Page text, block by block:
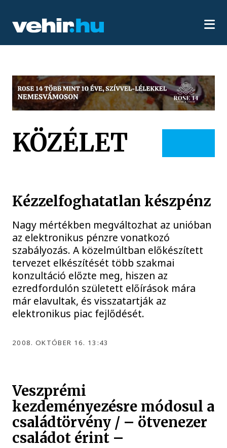
KÖZÉLET
Kézzelfoghatatlan készpénz
Nagy mértékben megváltozhat az unióban
az elektronikus pénzre vonatkozó
szabályozás. A közelmúltban előkészített
tervezet elkészítését több szakmai
konzultáció előzte meg, hiszen az
ezredfordulón született előírások mára
már elavultak, és visszatartják az
elektronikus piac fejlődését.
2008. OKTÓBER 16. 13:43
Veszprémi
kezdeményezésre módosul a
családtörvény / – ötvenezer
családot érint –